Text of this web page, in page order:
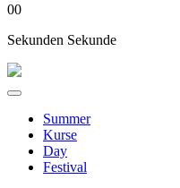
00
Sekunden Sekunde
Summer
Kurse
Day
Festival